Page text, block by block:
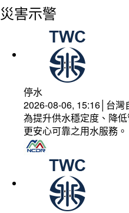
災害示警
停水
2026-08-06, 15:16│台灣
為提升供水穩定度、降
更安心可靠之用水服務。